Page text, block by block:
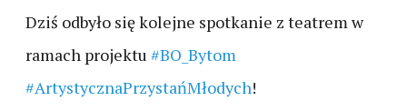
Dziś odbyło się kolejne spotkanie z teatrem w
ramach projektu #BO_Bytom
#ArtystycznaPrzystańMłodych!